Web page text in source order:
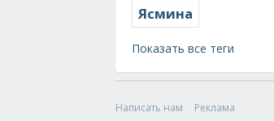
Ясмина
Показать все теги
Написать нам
Реклама